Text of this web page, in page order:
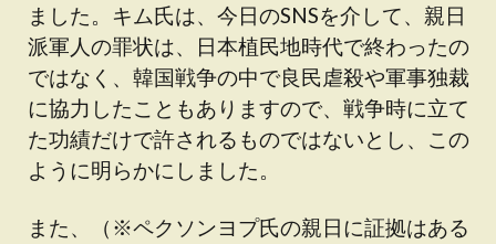
ました。キム氏は、今日のSNSを介して、親日
派軍人の罪状は、日本植民地時代で終わったの
ではなく、韓国戦争の中で良民虐殺や軍事独裁
に協力したこともありますので、戦争時に立て
た功績だけで許されるものではないとし、この
ように明らかにしました。
また、（※ペクソンヨプ氏の親日に証拠はある